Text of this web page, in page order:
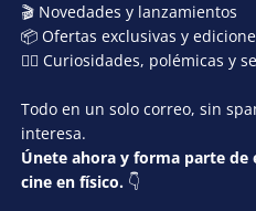
🎬 Novedades y lanzamientos
📦 Ofertas exclusivas y
🕵️‍♂️ Curiosidades, polémicas y
Todo en un solo correo, sin
interesa.
Únete ahora y forma parte de
cine en físico. 👇